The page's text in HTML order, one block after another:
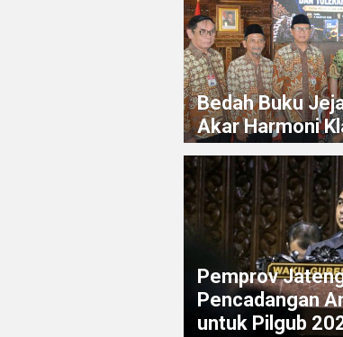
Bedah Buku
Akar Harmoni
Pemprov
Pencadangan
untuk Pilgub